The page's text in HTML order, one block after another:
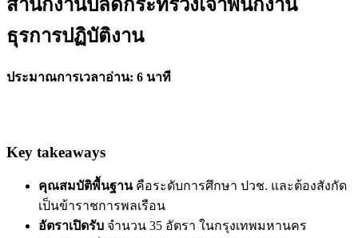
สำนักงานปลัดกระทรวงเจ้าพนักงาน
ธุรการปฏิบัติงาน
ประมาณการเวลาอ่าน: 6 นาที
Key takeaways
คุณสมบัติพื้นฐานคือระดับการศึกษา ปวช. และต้องสังกัด
เป็นข้าราชการพลเรือน
อัตราเปิดรับ จำนวน 35 อัตรา ในกรุงเทพมหานคร